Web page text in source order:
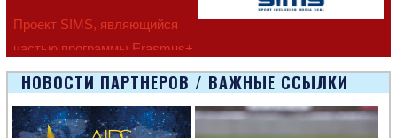
Проект SIMS, являющийся
частью программы Erasmus+
Европейско
НОВОСТИ ПАРТНЕРОВ / ВАЖНЫЕ ССЫЛКИ